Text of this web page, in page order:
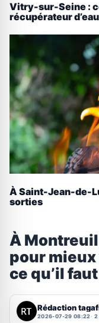
Vitry-sur-Seine :
récupérateur
À Saint-Jean-de-
sorties
À
pour mieux
ce qu’il
Rédaction
2026-07-29 08:22 2